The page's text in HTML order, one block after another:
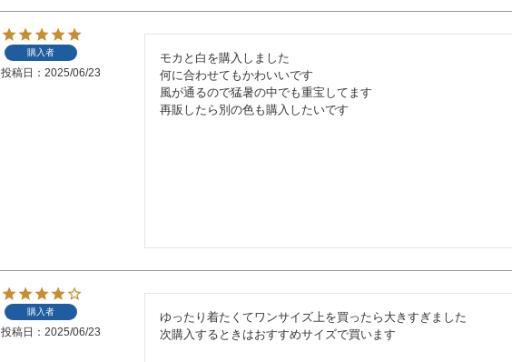
購入者
投稿日 2025/06/23
モカと白を購入しました
何に合わせてもかわいいです
風が通るので猛暑の中でも重宝してます
再販したら別の色も購入したいです
購入者
投稿日 2025/06/23
ゆったり着たくてワンサイズ上を買ったら大きすぎました
次購入するときはおすすめサイズで買います